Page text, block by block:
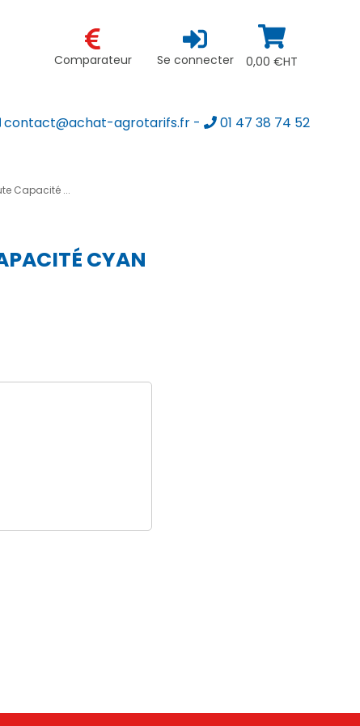
Comparateur Se connecter 0,00 €HT
contact@achat-agrotarifs.fr - 01 47 38 74 52
Capacité ...
CYAN